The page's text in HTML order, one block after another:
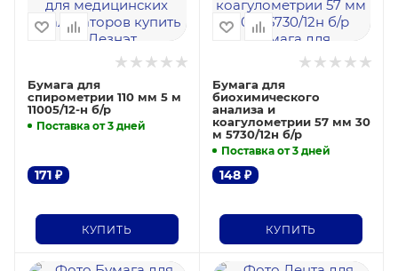
Бумага для
спирометрии 110 мм 5 м
11005/12-н б/р
Поставка от 3 дней
171 ₽
КУПИТЬ
Бумага для
биохимического
анализа и
коагулометрии 57 мм 30
м 5730/12н б/р
Поставка от 3 дней
148₽
КУПИТЬ